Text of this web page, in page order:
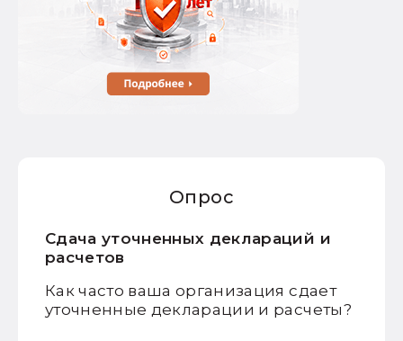
Опрос
Сдача уточненных деклараций и
расчетов
Как часто ваша организация сдает
уточненные декларации и расчеты?